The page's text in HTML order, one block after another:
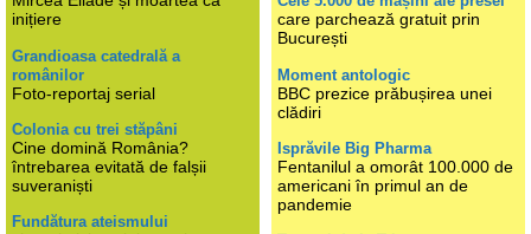
inițiere
Grandioasa catedrală a
românilor
Foto-reportaj serial
Colonia cu trei stăpâni
Cine domină România?
întrebarea evitată de falșii
suveraniști
Fundătura ateismului
care parchează gratuit prin
București
Moment antologic
BBC prezice prăbușirea unei
clădiri
Isprăvile Big Pharma
Fentanilul a omorât 100.000 de
americani în primul an de
pandemie